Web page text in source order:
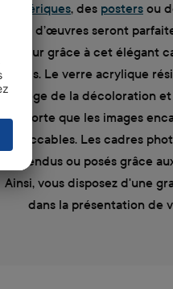
numériques, des posters ou
chefs d’œuvres seront
valeur grâce à cet élégant
bois. Le verre acrylique
protège de la décoloration et
de sorte que les images
impeccables. Les cadres
suspendus ou posés grâce
Ainsi, vous disposez d'une
dans la présentation de